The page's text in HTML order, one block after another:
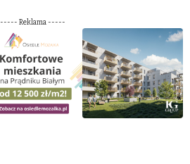
----- Reklama -----